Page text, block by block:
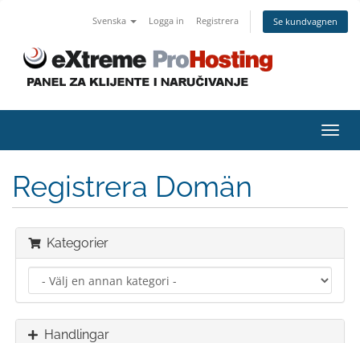
Svenska Logga in Registrera Se kundvagnen
Växla
Registrera Domän
Kategorier
Handlingar